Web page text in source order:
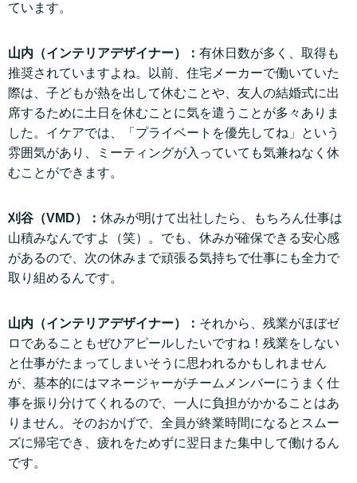
ています。
山内（インテリアデザイナー）： 有休日数が多く、取得も
推奨されていますよね。以前、住宅メーカーで働いていた
際は、子どもが熱を出して休むことや、友人の結婚式に出
席するために土日を休むことに気を遣うことが多々ありま
した。イケアでは、「プライベートを優先してね」という
雰囲気があり、ミーティングが入っていても気兼ねなく休
むことができます。
刈谷（VMD）： 休みが明けて出社したら、もちろん仕事は
山積みなんですよ（笑）。でも、休みが確保できる安心感
があるので、次の休みまで頑張る気持ちで仕事にも全力で
取り組めるんです。
山内（インテリアデザイナー）： それから、残業がほぼゼ
ロであることもぜひアピールしたいですね！残業をしない
と仕事がたまってしまいそうに思われるかもしれません
が、基本的にはマネージャーがチームメンバーにうまく仕
事を振り分けてくれるので、一人に負担がかかることはあ
りません。そのおかげで、全員が終業時間になるとスムー
ズに帰宅でき、疲れをためずに翌日また集中して働けるん
です。